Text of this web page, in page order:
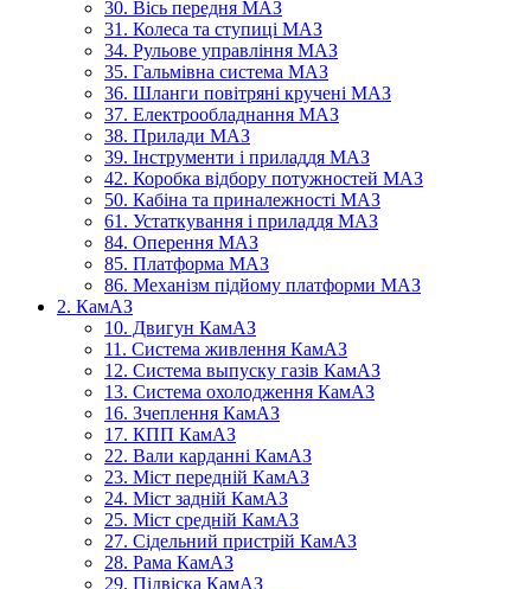
30. Вісь передня МАЗ
31. Колеса та ступиці МАЗ
34. Рульове управління МАЗ
35. Гальмівна система МАЗ
36. Шланги повітряні кручені МАЗ
37. Електрообладнання МАЗ
38. Прилади МАЗ
39. Інструменти і приладдя МАЗ
42. Коробка відбору потужностей МАЗ
50. Кабіна та приналежності МАЗ
61. Устаткування і приладдя МАЗ
84. Оперення МАЗ
85. Платформа МАЗ
86. Механізм підйому платформи МАЗ
2. КамАЗ
10. Двигун КамАЗ
11. Система живлення КамАЗ
12. Система выпуску газів КамАЗ
13. Система охолодження КамАЗ
16. Зчеплення КамАЗ
17. КПП КамАЗ
22. Вали карданні КамАЗ
23. Міст передній КамАЗ
24. Міст задній КамАЗ
25. Міст средній КамАЗ
27. Сідельний пристрій КамАЗ
28. Рама КамАЗ
29. Підвіска КамАЗ